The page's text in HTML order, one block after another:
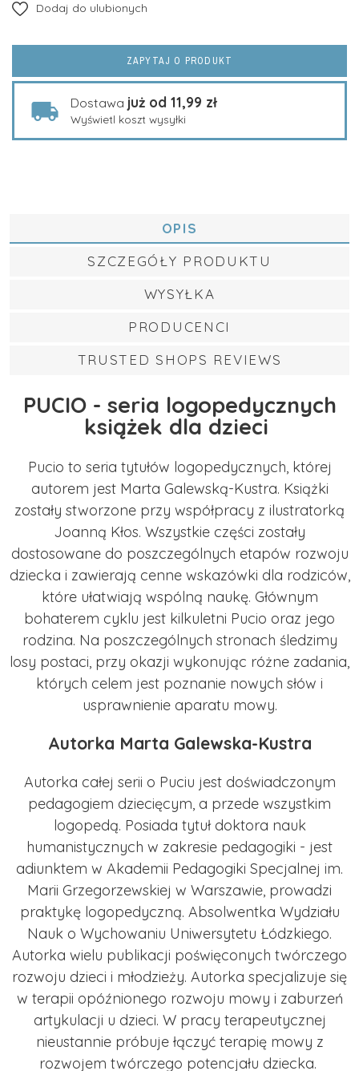
Dodaj do ulubionych
ZAPYTAJ O PRODUKT
Dostawa już od 11,99 zł
Wyświetl koszt wysyłki
OPIS
SZCZEGÓŁY PRODUKTU
WYSYŁKA
PRODUCENCI
TRUSTED SHOPS REVIEWS
PUCIO - seria logopedycznych
książek dla dzieci
Pucio to seria tytułów logopedycznych, której
autorem jest Marta Galewską-Kustra. Książki
zostały stworzone przy współpracy z ilustratorką
Joanną Kłos. Wszystkie części zostały
dostosowane do poszczególnych etapów rozwoju
dziecka i zawierają cenne wskazówki dla rodziców,
które ułatwiają wspólną naukę. Głównym
bohaterem cyklu jest kilkuletni Pucio oraz jego
rodzina. Na poszczególnych stronach śledzimy
losy postaci, przy okazji wykonując różne zadania,
których celem jest poznanie nowych słów i
usprawnienie aparatu mowy.
Autorka Marta Galewska-Kustra
Autorka całej serii o Puciu jest doświadczonym
pedagogiem dziecięcym, a przede wszystkim
logopedą. Posiada tytuł doktora nauk
humanistycznych w zakresie pedagogiki - jest
adiunktem w Akademii Pedagogiki Specjalnej im.
Marii Grzegorzewskiej w Warszawie, prowadzi
praktykę logopedyczną. Absolwentka Wydziału
Nauk o Wychowaniu Uniwersytetu Łódzkiego.
Autorka wielu publikacji poświęconych twórczego
rozwoju dzieci i młodzieży. Autorka specjalizuje się
w terapii opóźnionego rozwoju mowy i zaburzeń
artykulacji u dzieci. W pracy terapeutycznej
nieustannie próbuje łączyć terapię mowy z
rozwojem twórczego potencjału dziecka.